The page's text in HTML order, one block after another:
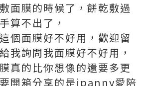
面膜的時候了，餅乾敷過
算不出了，
個面膜好不好用，歡迎留
我詢問我面膜好不好用，
真的比你想像的還要多更
開箱分享的是ipanny愛陪